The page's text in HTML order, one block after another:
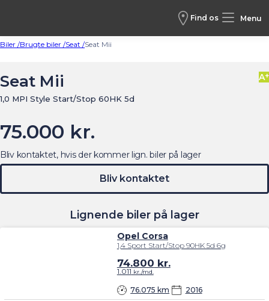
Find os Menu
Biler /Brugte biler /Seat /Seat Mii
Seat Mii
1,0 MPI Style Start/Stop 60HK 5d
A+
75.000 kr.
Lignende biler på lager
Opel Corsa
1,4 Sport Start/Stop 90HK 5d 6g
76.075 km 2016
74.800 kr.
1.011 kr./md.
Bliv kontaktet, hvis der kommer lign. biler på lager
Bliv kontaktet